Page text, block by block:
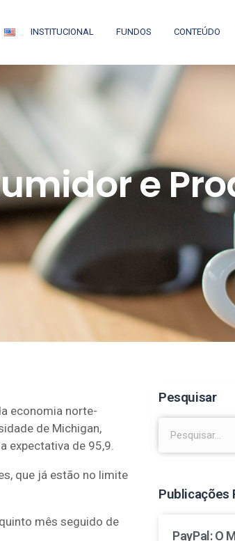
INSTITUCIONAL FUNDOS CONTEÚDO
e
economia norte-
de Michigan,
expectativa de 95,9.
que já estão no limite
mês seguido de
Pesquisar
Publicações
PayPal: O